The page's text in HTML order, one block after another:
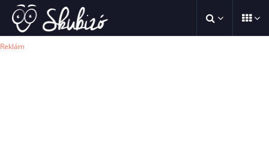
Reklám